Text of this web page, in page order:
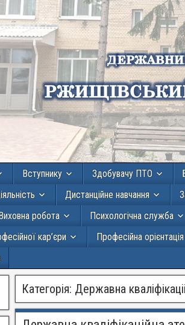
Вступнику Здобувачу ПТО
Дистанційне навчання
робота Психологічна служба
кар’єри Професійна орієнтація
Категорія: Державна